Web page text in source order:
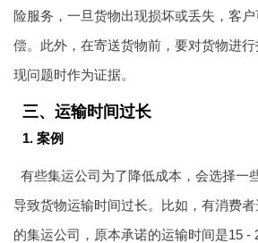
险服务，一旦货物出现损坏或丢失，客
偿。此外，在寄送货物前，要对货物进
现问题时作为证据。
三、运输时间过长
1. 案例
有些集运公司为了降低成本，会选择一
导致货物运输时间过长。比如，有消费
的集运公司，原本承诺的运输时间是15 -